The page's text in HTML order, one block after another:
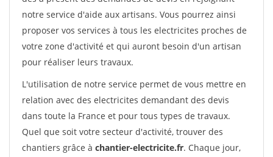
notre service d'aide aux artisans. Vous pourrez ainsi
proposer vos services à tous les electricites proches de
votre zone d'activité et qui auront besoin d'un artisan
pour réaliser leurs travaux.
L'utilisation de notre service permet de vous mettre en
relation avec des electricites demandant des devis
dans toute la France et pour tous types de travaux.
Quel que soit votre secteur d'activité, trouver des
chantiers grâce à chantier-electricite.fr. Chaque jour,